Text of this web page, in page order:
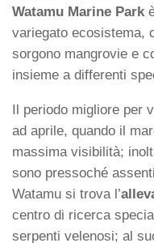
Watamu Marine Park
variegato ecosistema,
sorgono mangrovie e
insieme a differenti
Il periodo migliore per
ad aprile, quando il
massima visibilità;
sono pressoché
Watamu si trova l’
centro di ricerca
serpenti velenosi; al